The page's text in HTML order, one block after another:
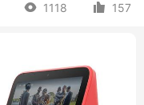
1118 157